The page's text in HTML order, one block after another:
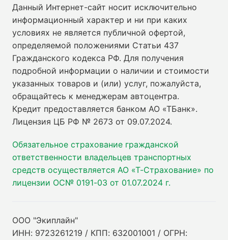
Данный Интернет-сайт носит исключительно
информационный характер и ни при каких
условиях не является публичной офертой,
определяемой положениями Статьи 437
Гражданского кодекса РФ. Для получения
подробной информации о наличии и стоимости
указанных товаров и (или) услуг, пожалуйста,
обращайтесь к менеджерам автоцентра.
Кредит предоставляется банком АО «ТБанк».
Лицензия ЦБ РФ № 2673 от 09.07.2024.
Обязательное страхование гражданской
ответственности владельцев транспортных
средств осуществляется АО «Т-Страхование» по
лицензии ОС№ 0191-03 от 01.07.2024 г.
ООО "Экиплайн"
ИНН: 9723261219 / КПП: 632001001 / ОГРН: